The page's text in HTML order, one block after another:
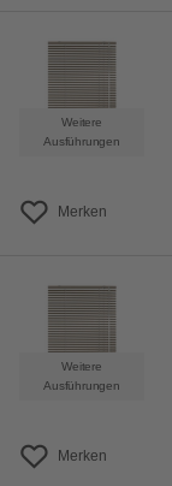
Weitere
Ausführungen
Merken
Weitere
Ausführungen
Merken